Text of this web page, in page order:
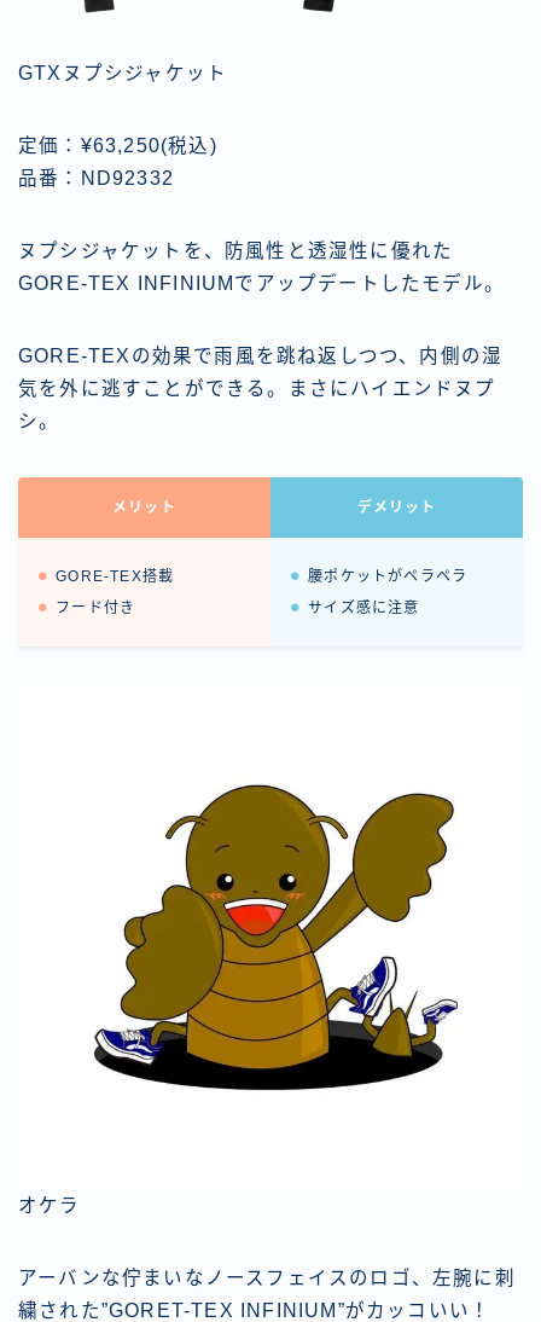
GTXヌプシジャケット
定価：¥63,250(税込)
品番：ND92332
ヌプシジャケットを、防風性と透湿性に優れた
GORE-TEX INFINIUMでアップデートしたモデル。
GORE-TEXの効果で雨風を跳ね返しつつ、内側の湿
気を外に逃すことができる。まさにハイエンドヌプ
シ。
メリット デメリット
GORE-TEX搭載
フード付き
腰ポケットがペラペラ
サイズ感に注意
オケラ
アーバンな佇まいなノースフェイスのロゴ、左腕に刺
繍された”GORET-TEX INFINIUM”がカッコいい！